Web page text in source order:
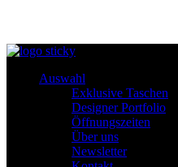
Auswahl
Exklusive Taschen
Designer Portfolio
Öffnungszeiten
Über uns
Newsletter